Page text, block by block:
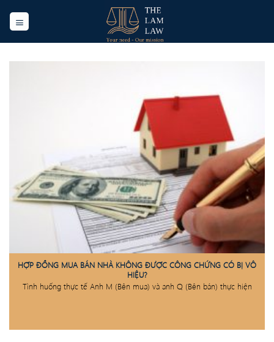
HỢP ĐỒNG MUA BÁN NHÀ KHÔNG ĐƯỢC CÔNG CHỨNG CÓ BỊ VÔ
HIỆU?
Tình huống thực tế Anh M (Bên mua) và anh Q (Bên bán) thực hiện